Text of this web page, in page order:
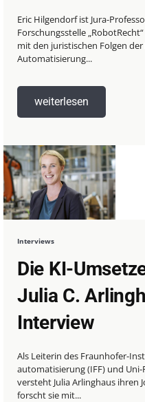
Eric Hilgendorf ist Jura-
Forschungsstelle
mit den juristischen Folgen
Automatisierung...
weiterlesen
Interviews
Die KI-
Julia C.
Interview
Als Leiterin des Fraunhofer-
automatisierung (IFF) und
versteht Julia Arlinghaus ihren
forscht sie mit...